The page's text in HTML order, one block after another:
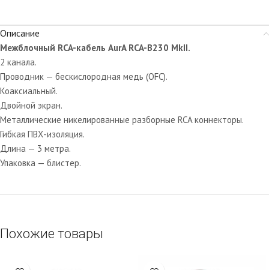
Описание
Межблочный RCA-кабель AurA RCA-B230 MkII.
2 канала.
Проводник — бескислородная медь (OFC).
Коаксиальный.
Двойной экран.
Металлические никелированные разборные RCA коннекторы.
Гибкая ПВХ-изоляция.
Длина — 3 метра.
Упаковка — блистер.
Похожие товары